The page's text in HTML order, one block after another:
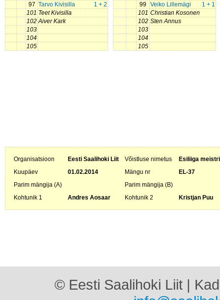
97
1 + 2
Tarvo Kivisilla
101 Teet Kivisilla
102 Aiver Kark
103
104
105
99
1 + 1
Veiko Lillemägi
101 Christian Kosonen
102 Sten Annus
103
104
105
Organisatsioon Eesti Saalihoki Liit Võistluse nimetus
Esiliiga
Kuupäev
01.02.2014 Mängu nr
EL-37
Parim mängija (A)
Parim mängija (B)
Kohtunik 1
Andres Aosaar Kohtunik 2 Kristjan Puu
© Eesti Saalihoki Liit |